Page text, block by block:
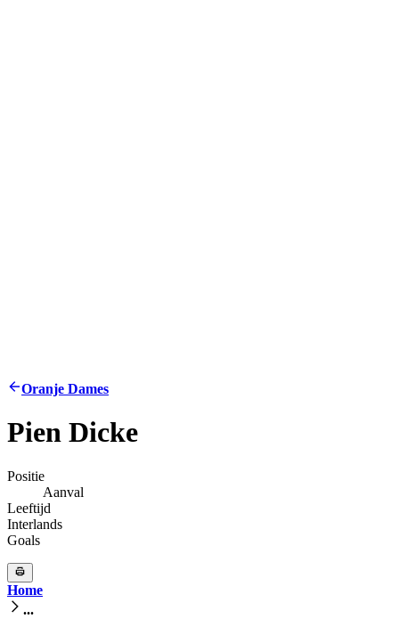
Oranje Dames
Pien Dicke
Positie
Aanval
Leeftijd
Interlands
Goals
Home
...